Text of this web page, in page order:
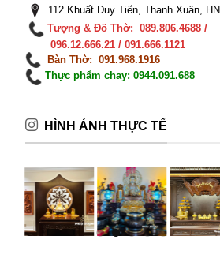
112 Khuất Duy Tiến, Thanh Xuân, HN
Tượng & Đồ Thờ: 089.806.4688 /
096.12.666.21 / 091.666.1121
Bàn Thờ: 091.968.1916
Thực phẩm chay: 0944.091.688
HÌNH ẢNH THỰC TẾ